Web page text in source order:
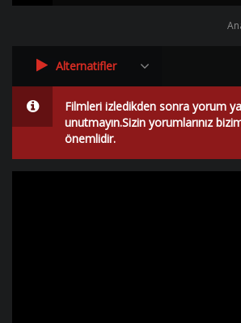
Alternatifler
Filmleri izledikden sonra yorum
unutmayın.Sizin yorumlarınız
önemlidir.